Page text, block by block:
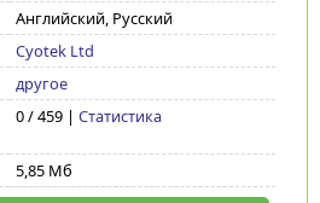
Английский, Русский
Cyotek Ltd
другое
0 / 459 | Статистика
5,85 Мб